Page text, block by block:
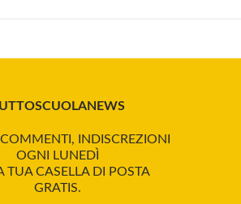
INDISCREZIONI
OGNI LUNEDÌ
TUA CASELLA DI POSTA
GRATIS.